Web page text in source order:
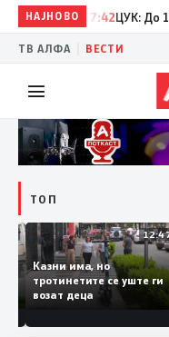
НАЈНОВО
17:42 ЦУК: До 18
ТВ АЛФА ВЕСТИ
ТОП
12:50
и
Казни има, но
тротинетите се уште
возат деца